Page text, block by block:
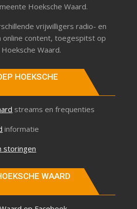
Hoeksche Waard.
vrijwilligers radio- en
online content, toegespitst op
Waard.
HOEKSCHE
streams en frequenties
informatie
storingen
WAARD